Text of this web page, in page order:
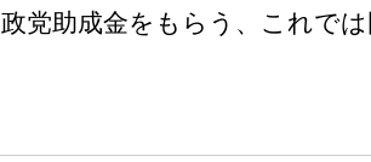
政党助成金をもらう、これで